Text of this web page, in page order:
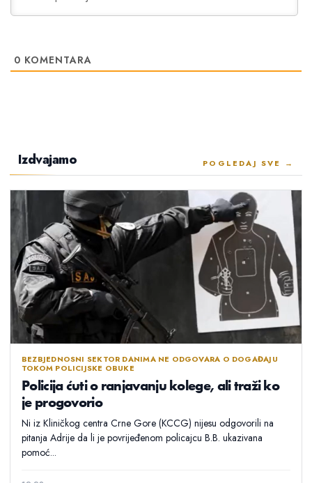
0 KOMENTARA
Izdvajamo POGLEDAJ SVE →
BEZBJEDNOSNI SEKTOR DANIMA NE ODGOVARA O DOGAĐAJU
TOKOM POLICIJSKE OBUKE
Policija ćuti o ranjavanju kolege, ali traži ko
je progovorio
Ni iz Kliničkog centra Crne Gore (KCCG) nijesu odgovorili na
pitanja Adrije da li je povrijeđenom policajcu B.B. ukazivana
pomoć...